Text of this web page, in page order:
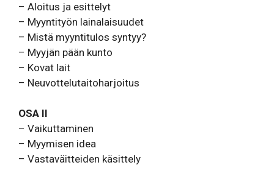
– Aloitus ja esittelyt
– Myyntityön lainalaisuudet
– Mistä myyntitulos syntyy?
– Myyjän pään kunto
– Kovat lait
– Neuvottelutaitoharjoitus
OSA II
– Vaikuttaminen
– Myymisen idea
– Vastaväitteiden käsittely